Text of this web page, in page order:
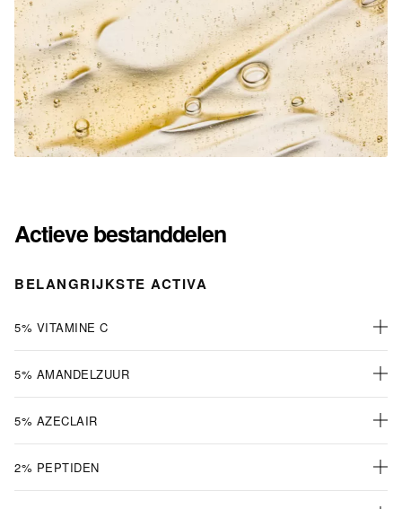
Actieve bestanddelen
BELANGRIJKSTE ACTIVA
5% VITAMINE C
5% AMANDELZUUR
5% AZECLAIR
2% PEPTIDEN